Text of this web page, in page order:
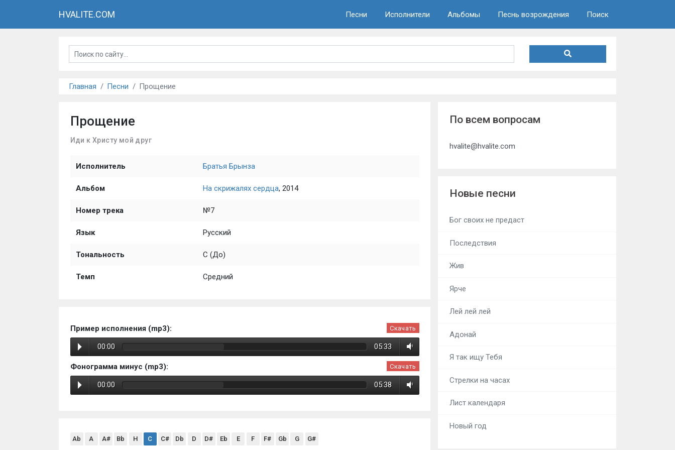
HVALITE.COM Песни Исполнители Альбомы Песнь возрождения Поиск
Главная Песни Прощение
Прощение
Иди к Христу мой друг
Исполнитель Братья Брынза
Альбом На скрижалях сердца, 2014
Номер трека №7
Язык Русский
Тональность C (До)
Темп Средний
Пример исполнения (mp3): Скачать
00:00 05:33
Фонограмма минус (mp3): Скачать
00:00 05:38
Ab A A# Bb H C C# Db D D# Eb E F F# Gb G G#
По всем вопросам
hvalite@hvalite.com
Новые песни
Бог своих не предаст
Последствия
Жив
Ярче
Лей лей лей
Адонай
Я так ищу Тебя
Стрелки на часах
Лист календаря
Новый год